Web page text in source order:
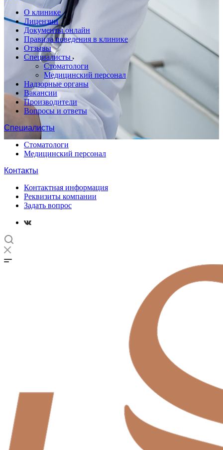
О клинике
Лицензии
Документы онлайн
Правила поведения в клинике
Отзывы
Специалисты
Стоматологи
Медицинский персонал
Надзорные органы
Вакансии
Производители
Вопросы и ответы
Специалисты
Стоматологи
Медицинский персонал
Контакты
Контактная информация
Реквизиты компании
Задать вопрос